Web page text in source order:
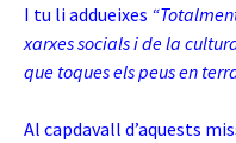
I tu li addueixes
xarxes socials i de la
que toques els peus en
Al capdavall d’aquests